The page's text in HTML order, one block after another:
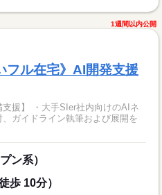
1週間以内公開
フル在宅》AI開発支援
支援】 ・大手SIer社内向けのAIネ
ガイドライン執筆および展開を
ン系）
歩 10分）